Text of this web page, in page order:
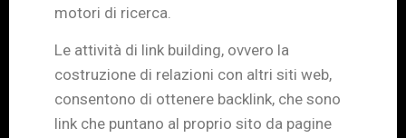
motori di ricerca.
Le attività di link building, ovvero la
costruzione di relazioni con altri siti web,
consentono di ottenere backlink, che sono
link che puntano al proprio sito da pagine